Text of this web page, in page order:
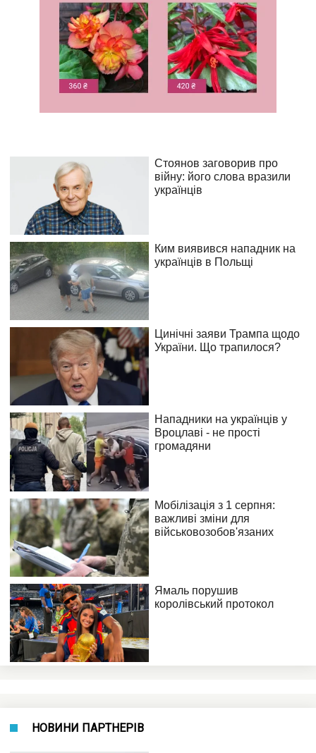
НОВИНИ ПАРТНЕРІВ